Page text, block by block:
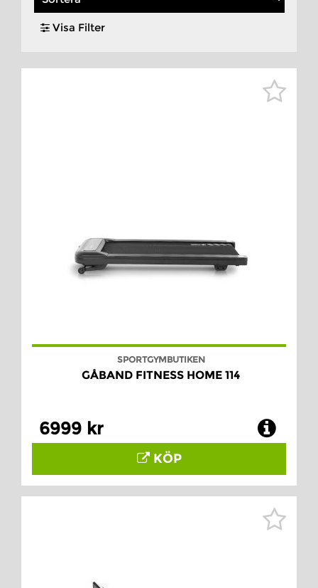
Visa Filter
SPORTGYMBUTIKEN
GÅBAND FITNESS HOME 114
6999 kr
KÖP